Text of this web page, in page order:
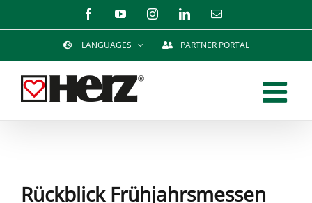
Inhalt
FacebookYouTubeInstagramLinkedInE-
LANGUAGES PARTNER PORTAL
Rückblick Frühjahrsmessen